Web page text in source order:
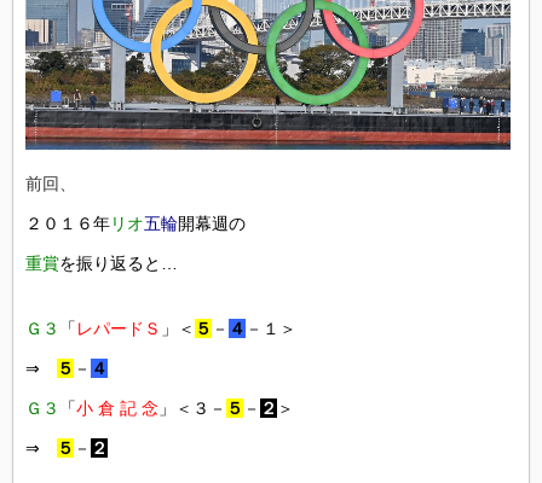
前回、
２０１６年リオ五輪開幕週の
重賞を振り返ると…
Ｇ３ 「 レパードＳ 」＜ ５ － ４ －１＞
⇒ ５ － ４
Ｇ３ 「小 倉 記 念 」＜３－ ５ － ２ ＞
⇒ ５ － ２